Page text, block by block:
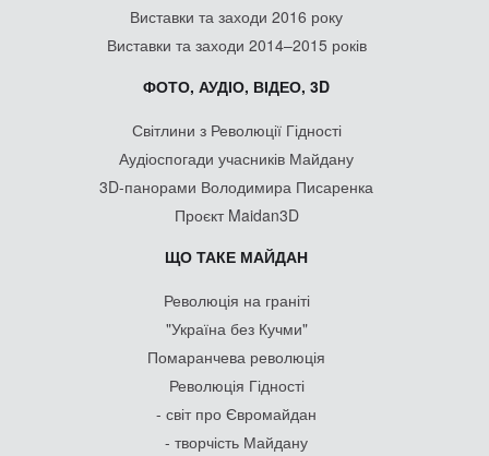
Виставки та заходи 2016 року
Виставки та заходи 2014–2015 років
ФОТО, АУДІО, ВІДЕО, 3D
Світлини з Революції Гідності
Аудіоспогади учасників Майдану
3D-панорами Володимира Писаренка
Проєкт Maidan3D
ЩО ТАКЕ МАЙДАН
Революція на граніті
"Україна без Кучми"
Помаранчева революція
Революція Гідності
- світ про Євромайдан
- творчість Майдану